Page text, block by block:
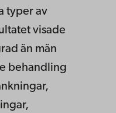
typer av
visade
än män
behandling